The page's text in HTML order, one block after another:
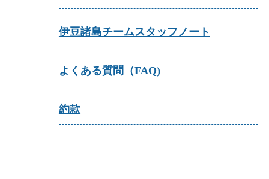
伊豆諸島チームスタッフノート
よくある質問（FAQ)
約款